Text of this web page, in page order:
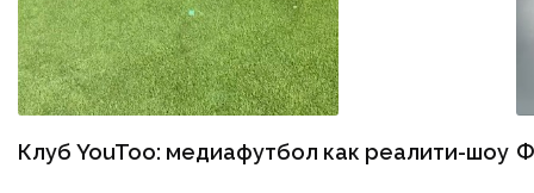
Клуб YouToo: медиафутбол как реалити-шоу